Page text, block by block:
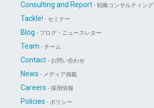
Consulting and Report - 戦略コンサルティング
Tackle! - セミナー
Blog - ブログ・ニュースレター
Team - チーム
Contact - お問い合わせ
News - メディア掲載
Careers - 採用情報
Policies - ポリシー